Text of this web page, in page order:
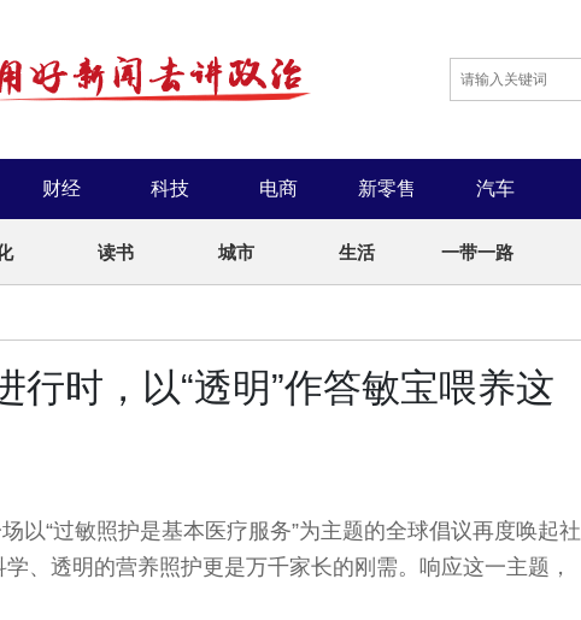
财经 科技 电商 新零售 汽车
读书 城市 生活 一带一路
行时，以“透明”作答敏宝喂养这
以“过敏照护是基本医疗服务”为主题的全球倡议再度唤起社
、透明的营养照护更是万千家长的刚需。响应这一主题，